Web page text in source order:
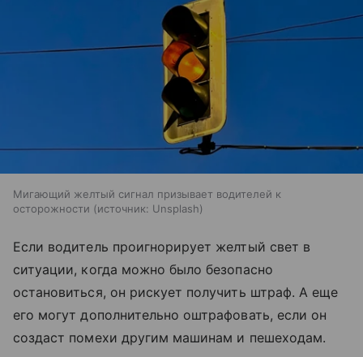
Мигающий желтый сигнал призывает водителей к
осторожности
источник: Unsplash
Если водитель проигнорирует желтый свет в
ситуации, когда можно было безопасно
остановиться, он рискует получить штраф. А еще
его могут дополнительно оштрафовать, если он
создаст помехи другим машинам и пешеходам.